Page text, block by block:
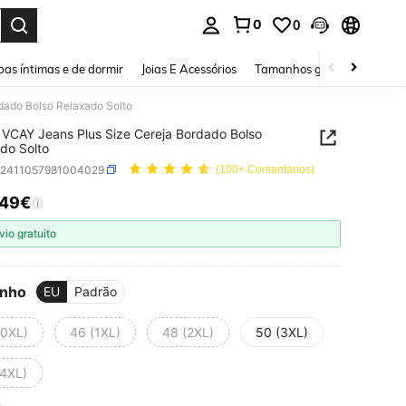
0 0
íntimas e de dormir Joias E Acessórios Tamanhos grandes
Bolso Relaxado Solto
VCAY Jeans Plus Size Cereja Bordado Bolso
Solto
(100+ Comentários)
AND AVAILABILITY
gratuito
EU Padrão
46 (1XL) 48 (2XL) 50 (3XL)